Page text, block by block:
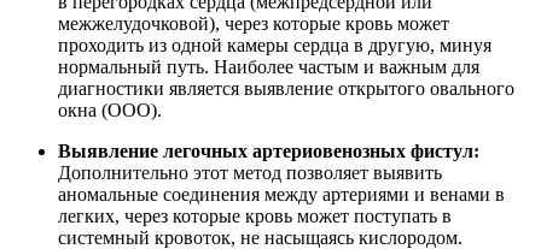
межжелудочковой), через которые кровь может
проходить из одной камеры сердца в другую, минуя
нормальный путь. Наиболее частым и важным для
диагностики является выявление открытого овального
окна (ООО).
Выявление легочных артериовенозных фистул:
Дополнительно этот метод позволяет выявить
аномальные соединения между артериями и венами в
легких, через которые кровь может поступать в
системный кровоток, не насыщаясь кислородом.